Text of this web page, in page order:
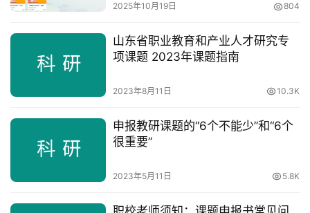
2025年10月19日 804
山东省职业教育和产业人才研究专
项课题 2023年课题指南
2023年8月11日 10.3K
申报教研课题的“6个不能少”和“6个
很重要”
2023年5月11日 5.8K